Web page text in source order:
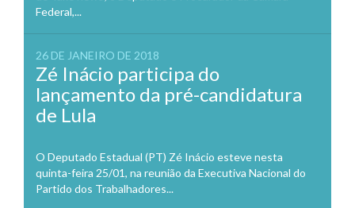
Federal,...
26 DE JANEIRO DE 2018
Zé Inácio participa do
lançamento da pré-candidatura
de Lula
O Deputado Estadual (PT) Zé Inácio esteve nesta
quinta-feira 25/01, na reunião da Executiva Nacional do
Partido dos Trabalhadores...